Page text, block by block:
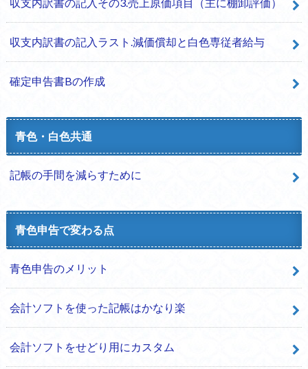
収支内訳書の記入ラスト.減価償却と白色専従者給与
確定申告書Bの作成
青色・白色共通
記帳の手間を減らすために
青色申告で変わる点
青色申告のメリット
会計ソフトを使った記帳はかなり楽
会計ソフトをせどり用にカスタム